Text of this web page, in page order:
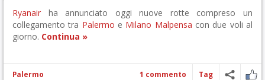
Ryanair ha annunciato oggi nuove rotte compreso un
collegamento tra Palermo e Milano Malpensa con due voli al
giorno. Continua »
Palermo 1 commento Tag